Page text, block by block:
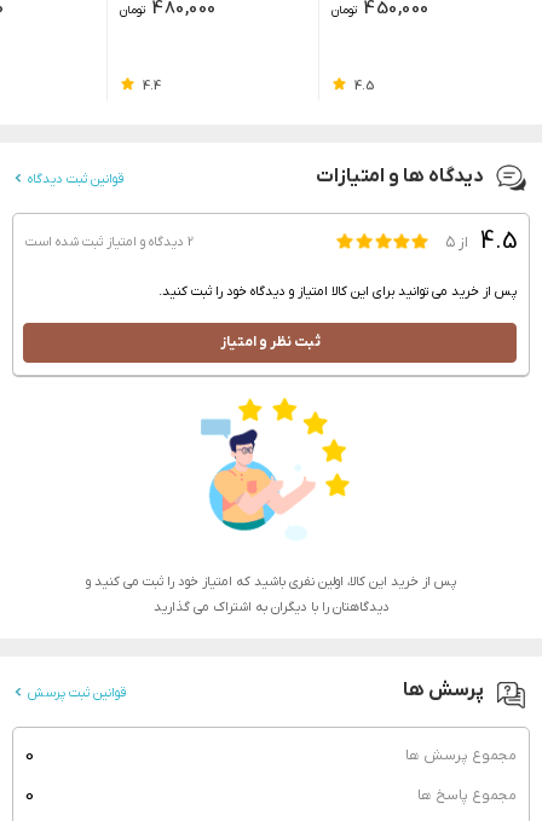
تومان 450,000
4.5
تومان 480,000
4.4
دیدگاه ها و امتیازات قوانین ثبت دیدگاه
4.5 از ۵ 2 دیدگاه و امتیاز ثبت شده است
پس از خرید می توانید برای این کالا امتیاز و دیدگاه خود را ثبت کنید.
ثبت نظر و امتیاز
پس از خرید این کالا، اولین نفری باشید که امتیاز خود را ثبت می کنید و
دیدگاهتان را با دیگران به اشتراک می گذارید
پرسش ها قوانین ثبت پرسش
مجموع پرسش ها 0
مجموع پاسخ ها 0